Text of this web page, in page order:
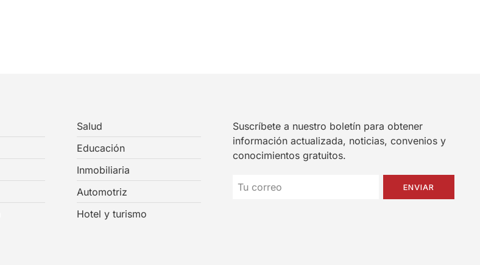
Salud
Educación
Inmobiliaria
Automotriz
Hotel y turismo
Suscríbete a nuestro boletín para obtener
información actualizada, noticias, convenios y
conocimientos gratuitos.
ENVIAR